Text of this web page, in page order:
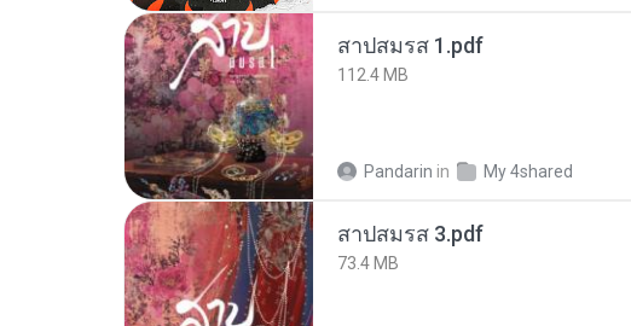
สาปสมรส 1.pdf
112.4 MB
Pandarin in My 4shared
สาปสมรส 3.pdf
73.4 MB